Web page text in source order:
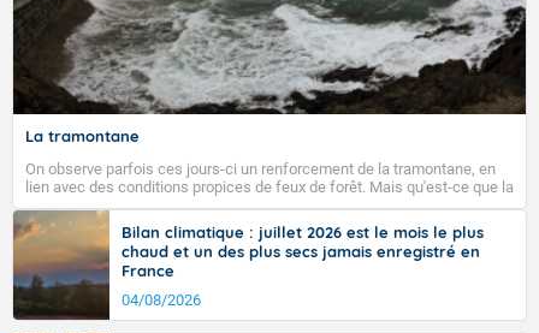
La tramontane
On observe parfois ces jours-ci un renforcement de la tramontane, en
lien avec des conditions propices de feux de forêt. Mais qu'est-ce que la
tramontane ? Quelles sont ses caractéristiques ? La tramontane est un
vent turbulent soufflant de secteur nord-ouest à nord, ou ouest à nord-
ouest, dans un secteur qui part du Roussillon à la vallée de l’Aude et à
l’ouest de l’Hérault. L’étymologie de ce vent vient du latin trasmontanus,
signifiant au-delà des monts, en allusion aux régions montagneuses
d’où provient ce vent.
Bilan climatique : juillet 2026 est le mois le plus
chaud et un des plus secs jamais enregistré en
France
04/08/2026